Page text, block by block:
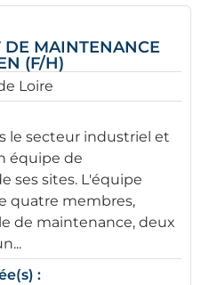
DE MAINTENANCE
(F/H)
Loire
le secteur industriel et
équipe de
ses sites. L'équipe
quatre membres,
de maintenance, deux
: